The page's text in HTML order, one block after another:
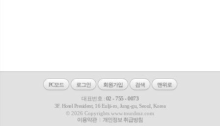
PC모드 로그인 회원가입 검색 맨위로
대표번호 : 02 - 755 - 0073
3F. Hotel President, 16 Eulji-ro, Jung-gu, Seoul, Korea
© 2026 Copyrights www.tourdmz.com
이용약관
개인정보 취급방침